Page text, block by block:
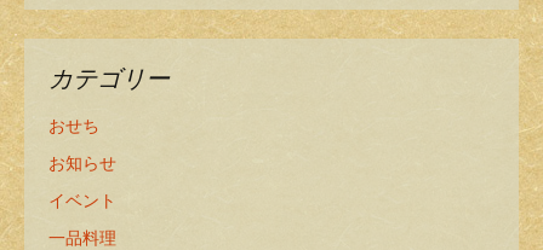
カテゴリー
おせち
お知らせ
イベント
一品料理